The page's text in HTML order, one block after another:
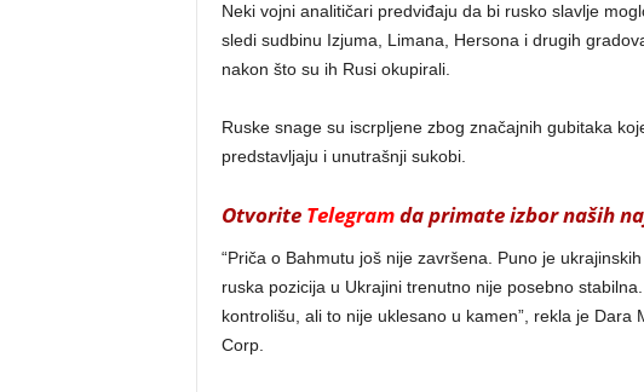
Neki vojni analitičari predviđaju da bi rusko slavlje
sledi sudbinu Izjuma, Limana, Hersona i drugih
nakon što su ih Rusi okupirali.
Ruske snage su iscrpljene zbog značajnih gubitaka
predstavljaju i unutrašnji sukobi.
Otvorite Telegramda primate izbor naših
“Priča o Bahmutu još nije završena. Puno je
ruska pozicija u Ukrajini trenutno nije posebno
kontrolišu, ali to nije uklesano u kamen”, rekla je Dara
Corp.